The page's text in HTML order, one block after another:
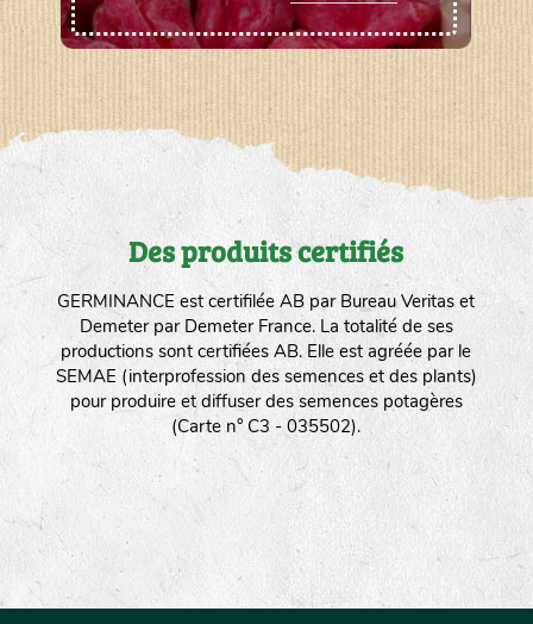
Des produits certifiés
GERMINANCE est certifilée AB par Bureau Veritas et
Demeter par Demeter France. La totalité de ses
productions sont certifiées AB. Elle est agréée par le
SEMAE (interprofession des semences et des plants)
pour produire et diffuser des semences potagères
(Carte n° C3 - 035502).